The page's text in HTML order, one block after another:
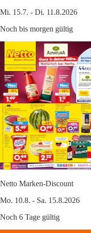
Mi. 15.7. - Di. 11.8.2026
Noch bis morgen gültig
Netto Marken-Discount
Mo. 10.8. - Sa. 15.8.2026
Noch 6 Tage gültig